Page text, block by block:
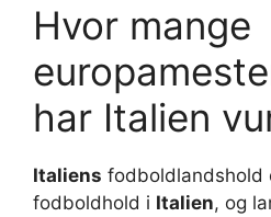
Hvor mange
har Italien
Italiens fodboldlandshold
fodboldhold i Italien, og